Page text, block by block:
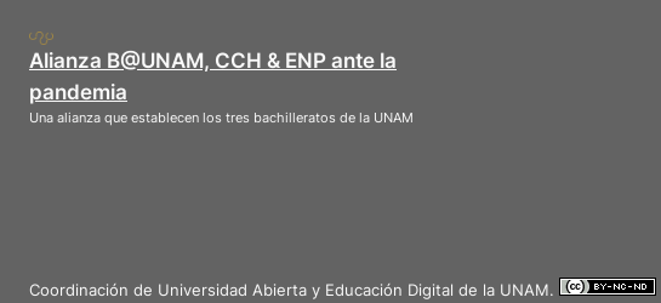
Alianza B@UNAM, CCH & ENP ante la
pandemia
Una alianza que establecen los tres bachilleratos de la UNAM
Coordinación de Universidad Abierta y Educación Digital de la UNAM.